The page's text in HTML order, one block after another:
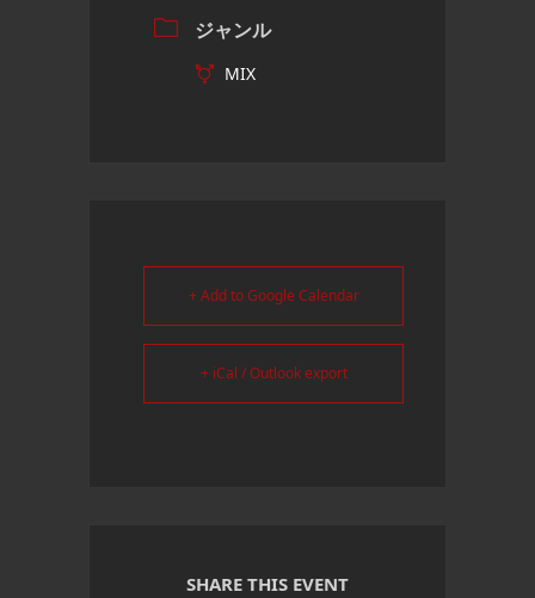
ジャンル
MIX
+ Add to Google Calendar
+ iCal / Outlook export
SHARE THIS EVENT